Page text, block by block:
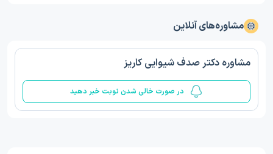
مشاوره‌های آنلاین
مشاوره دکتر صدف شیوایی كاريز
در صورت خالی شدن نوبت خبر دهید